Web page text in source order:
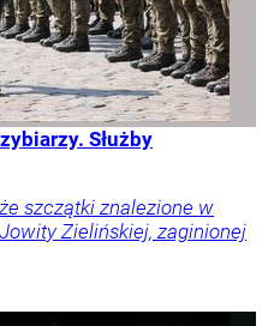
Służby
szczątki znalezione w
Zielińskiej, zaginionej